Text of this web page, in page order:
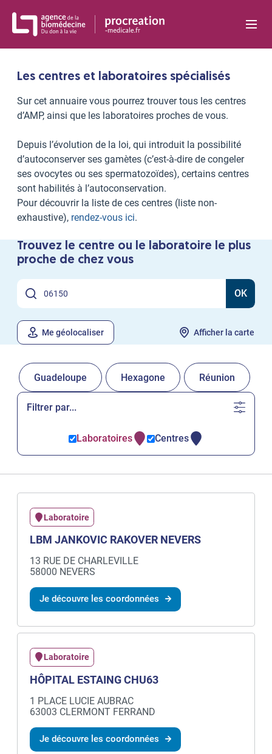
Les centres et laboratoires spécialisés
Sur cet annuaire vous pourrez trouver tous les centres
d’AMP, ainsi que les laboratoires proches de vous.
Depuis l’évolution de la loi, qui introduit la possibilité
d’autoconserver ses gamètes (c’est-à-dire de congeler
ses ovocytes ou ses spermatozoïdes), certains centres
sont habilités à l’autoconservation.
Pour découvrir la liste de ces centres (liste non-
exhaustive), rendez-vous ici.
Trouvez le centre ou le laboratoire le plus
proche de chez vous
OK
Me géolocaliser Afficher la carte
Guadeloupe Hexagone Réunion
Filtrer par...
Laboratoires Centres
Laboratoire
LBM JANKOVIC RAKOVER NEVERS
13 RUE DE CHARLEVILLE
58000 NEVERS
Je découvre les coordonnées
Laboratoire
HÔPITAL ESTAING CHU63
1 PLACE LUCIE AUBRAC
63003 CLERMONT FERRAND
Je découvre les coordonnées